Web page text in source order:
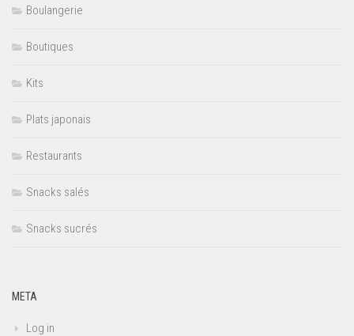
Boulangerie
Boutiques
Kits
Plats japonais
Restaurants
Snacks salés
Snacks sucrés
META
Log in